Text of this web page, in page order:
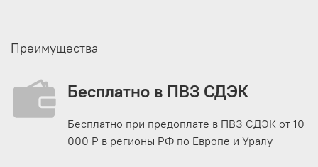
Преимущества
Бесплатно в ПВЗ СДЭК
Бесплатно при предоплате в ПВЗ СДЭК от 10
000 Р в регионы РФ по Европе и Уралу